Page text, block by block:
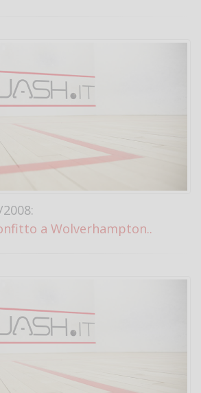
a Wolverhampton..